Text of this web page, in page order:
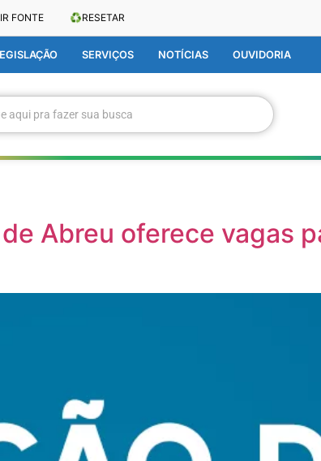
FONTE ♻️RESETAR
SERVIÇOS NOTÍCIAS OUVIDORIA
aqui pra fazer sua busca
Abreu oferece vagas